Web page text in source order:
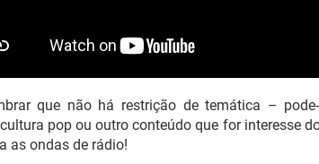
que não há restrição de temática –
pop ou outro conteúdo que for interesse
as ondas de rádio!